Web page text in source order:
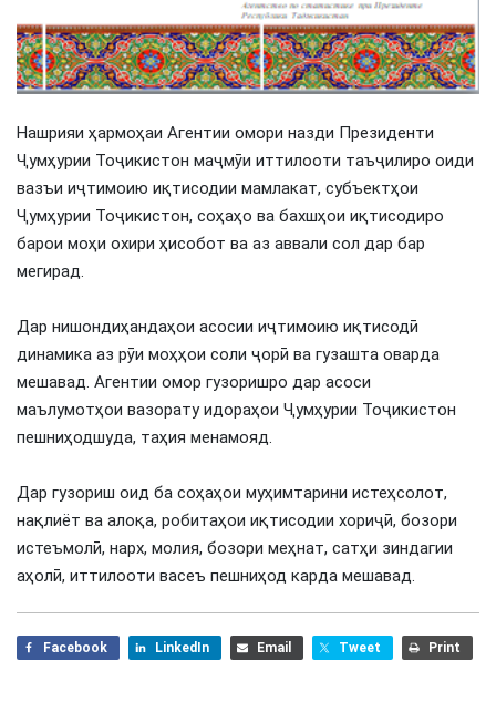
Нашрияи ҳармоҳаи Агентии омори назди Президенти
Ҷумҳурии Тоҷикистон маҷмӯи иттилооти таъҷилиро оиди
вазъи иҷтимоию иқтисодии мамлакат, субъектҳои
Ҷумҳурии Тоҷикистон, соҳаҳо ва бахшҳои иқтисодиро
барои моҳи охири ҳисобот ва аз аввали сол дар бар
мегирад.
Дар нишондиҳандаҳои асосии иҷтимоию иқтисодӣ
динамика аз рӯи моҳҳои соли ҷорӣ ва гузашта оварда
мешавад. Агентии омор гузоришро дар асоси
маълумотҳои вазорату идораҳои Ҷумҳурии Тоҷикистон
пешниҳодшуда, таҳия менамояд.
Дар гузориш оид ба соҳаҳои муҳимтарини истеҳсолот,
нақлиёт ва алоқа, робитаҳои иқтисодии хориҷӣ, бозори
истеъмолӣ, нарх, молия, бозори меҳнат, сатҳи зиндагии
аҳолӣ, иттилооти васеъ пешниҳод карда мешавад.
Facebook LinkedIn Email Tweet Print